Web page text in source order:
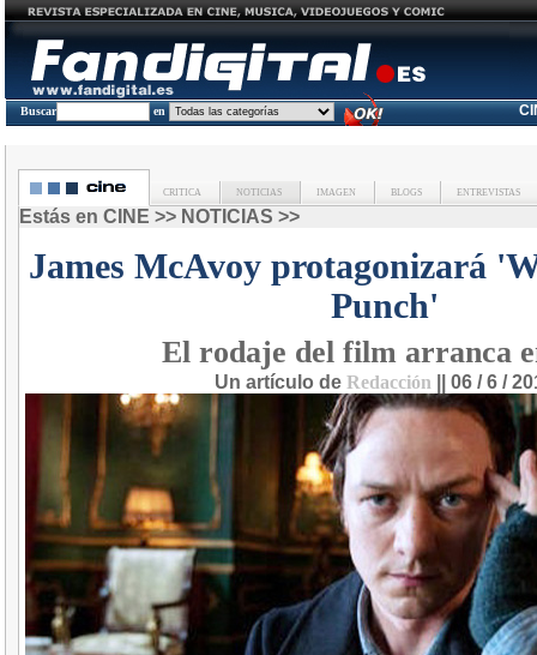
Buscar en
CRITICA NOTICIAS IMAGEN BLOGS ENTREVISTAS
Estás en CINE >> NOTICIAS >>
James McAvoy protagonizará
Punch'
El rodaje del film arranca
Un artículo de Redacción || 06 / 6 /